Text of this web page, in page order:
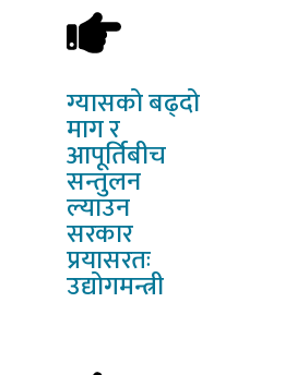
ग्यासकोबढ्दो
माग र
आपूर्तिबीच
सन्तुलन
ल्याउन
सरकार
प्रयासरतः
उद्योगमन्त्री